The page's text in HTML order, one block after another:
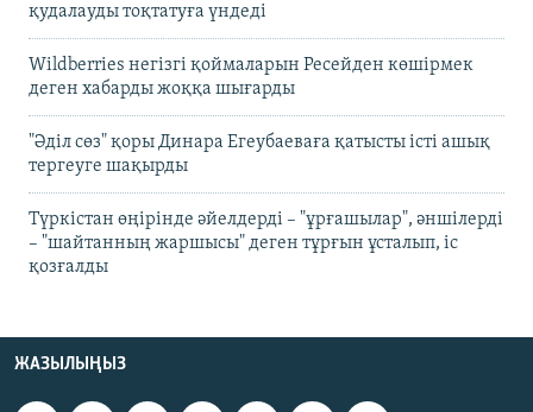
қудалауды тоқтатуға үндеді
Wildberries негізгі қоймаларын Ресейден көшірмек
деген хабарды жоққа шығарды
"Әділ сөз" қоры Динара Егеубаеваға қатысты істі ашық
тергеуге шақырды
Түркістан өңірінде әйелдерді – "ұрғашылар", әншілерді
– "шайтанның жаршысы" деген тұрғын ұсталып, іс
қозғалды
ЖАЗЫЛЫҢЫЗ